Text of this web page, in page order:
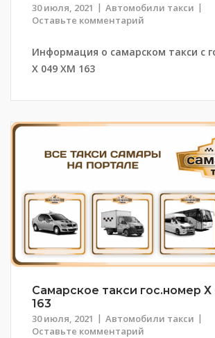
30 июля, 2021
Автомобили такси
Оставьте комментарий
Информация о самарском такси с
Х 049 ХМ 163
Самарское такси гос.номер
163
30 июля, 2021
Автомобили такси
Оставьте комментарий